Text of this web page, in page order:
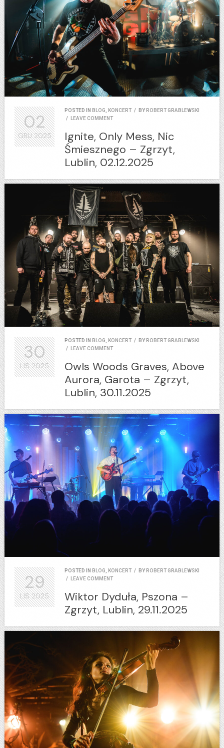
POSTED IN BLOG, KONCERT / BY ROBERT GRABLEWSKI
/
LEAVE COMMENT
Ignite, Only Mess, Nic
Śmiesznego – Zgrzyt,
Lublin, 02.12.2025
02
GRU2025
POSTED IN BLOG, KONCERT / BY ROBERT GRABLEWSKI
/
LEAVE COMMENT
Owls Woods Graves, Above
Aurora, Garota – Zgrzyt,
Lublin, 30.11.2025
30
LIS2025
POSTED IN BLOG, KONCERT / BY ROBERT GRABLEWSKI
/
LEAVE COMMENT
Wiktor Dyduła, Pszona –
Zgrzyt, Lublin, 29.11.2025
29
LIS2025